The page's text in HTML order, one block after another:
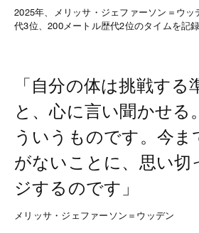
2025年、メリッサ・ジェファーソン＝ウッ
代3位、200メートル歴代2位のタイムを記録
「自分の体は挑戦する
と、心に言い聞かせる
ういうものです。今ま
がないことに、思い切
ジするのです」
メリッサ・ジェファーソン＝ウッデン